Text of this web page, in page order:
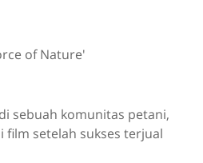
of Nature'
sebuah komunitas petani,
setelah sukses terjual